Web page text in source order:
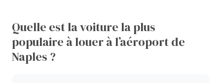
Quelle est la voiture la plus
populaire à louer à l’aéroport de
Naples ?